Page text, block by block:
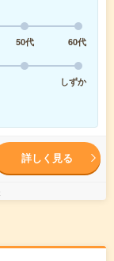
50代
60代
しずか
詳しく見る